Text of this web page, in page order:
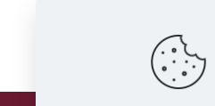
Leer más